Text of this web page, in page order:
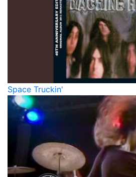
Space Truckin'